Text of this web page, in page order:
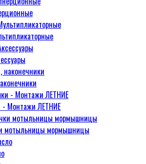
- Монтажи ЛЕТНИЕ
мотыльницы мормышницы